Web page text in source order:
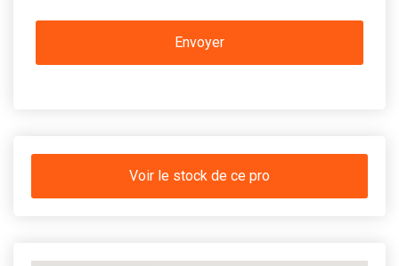
Voir le stock de ce pro